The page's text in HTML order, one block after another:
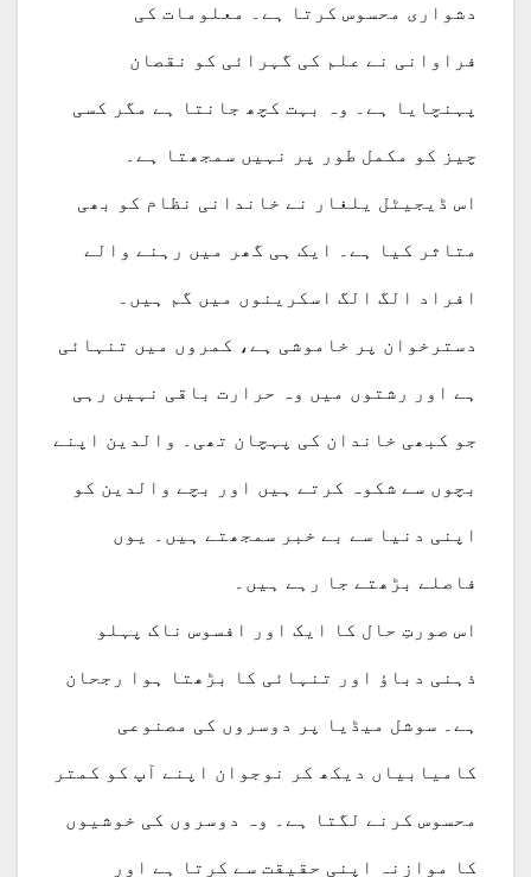
دشواری محسوس کرتا ہے۔ معلومات کی
فراوانی نے علم کی گہرائی کو نقصان
پہنچایا ہے۔ وہ بہت کچھ جانتا ہے مگر کسی
چیز کو مکمل طور پر نہیں سمجھتا ہے۔
اس ڈیجیٹل یلغار نے خاندانی نظام کو بھی
متاثر کیا ہے۔ ایک ہی گھر میں رہنے والے
افراد الگ الگ اسکرینوں میں گم ہیں۔
دسترخوان پر خاموشی ہے، کمروں میں تنہائی
ہے اور رشتوں میں وہ حرارت باقی نہیں رہی
جو کبھی خاندان کی پہچان تھی۔ والدین اپنے
بچوں سے شکوہ کرتے ہیں اور بچے والدین کو
اپنی دنیا سے بے خبر سمجھتے ہیں۔ یوں
فاصلے بڑھتے جا رہے ہیں۔
اس صورتِ حال کا ایک اور افسوس ناک پہلو
ذہنی دباؤ اور تنہائی کا بڑھتا ہوا رجحان
ہے۔ سوشل میڈیا پر دوسروں کی مصنوعی
کامیابیاں دیکھ کر نوجوان اپنے آپ کو کمتر
محسوس کرنے لگتا ہے۔ وہ دوسروں کی خوشیوں
کا موازنہ اپنی حقیقت سے کرتا ہے اور